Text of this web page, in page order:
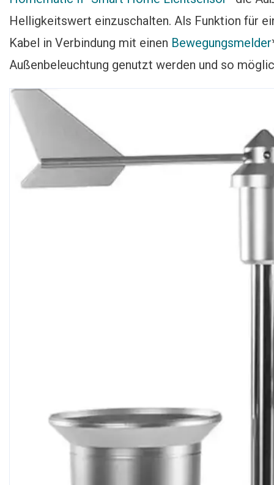
Helligkeitswert einzuschalten. Als Funktion für
Kabel in Verbindung mit einen Bewegungsmelder
Außenbeleuchtung genutzt werden und so